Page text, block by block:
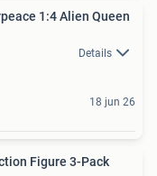
1:4 Alien Queen
Details
18 jun 26
Figure 3-Pack